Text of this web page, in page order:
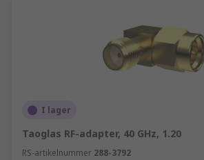
I lager
Taoglas RF-adapter, 40 GHz, 1.20
RS-artikelnummer 288-3792